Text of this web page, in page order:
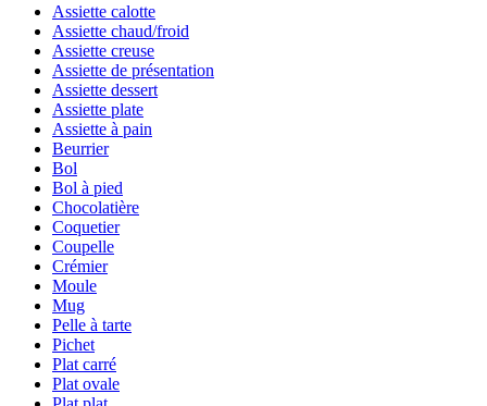
Assiette calotte
Assiette chaud/froid
Assiette creuse
Assiette de présentation
Assiette dessert
Assiette plate
Assiette à pain
Beurrier
Bol
Bol à pied
Chocolatière
Coquetier
Coupelle
Crémier
Moule
Mug
Pelle à tarte
Pichet
Plat carré
Plat ovale